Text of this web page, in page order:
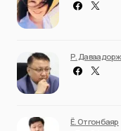
Р. Даваадорж
Ё. Отгонбаяр